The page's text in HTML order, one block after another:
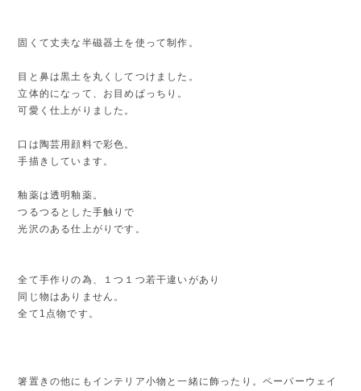
固くて丈夫な半磁器土を使って制作。
目と鼻は黒土を丸くしてつけました。
立体的になって、お目めぱっちり。
可愛く仕上がりました。
口は陶芸用顔料で彩色。
手描きしています。
釉薬は透明釉薬。
つるつるとした手触りで
光沢のある仕上がりです。
全て手作りの為、１つ１つ若干違いがあり
同じ物はありません。
全て1点物です。
箸置きの他にもインテリア小物と一緒に飾ったり。ペーパーウェイ